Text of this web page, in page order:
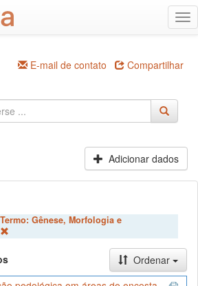
E-mail de contato Compartilhar
Adicionar dados
Gênese, Morfologia e
Ordenar